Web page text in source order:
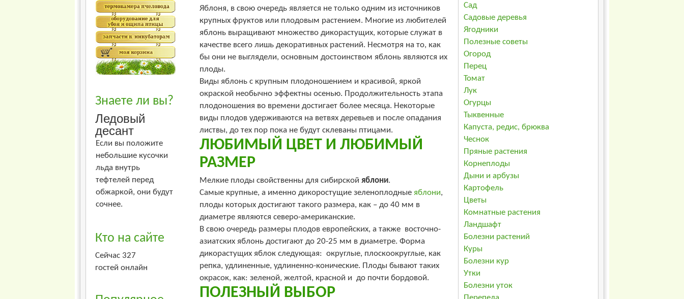
Знаете ли вы?
Ледовый
десант
Если вы положите
небольшие кусочки
льда внутрь
тефтелей перед
обжаркой, они будут
сочнее.
Кто на сайте
Сейчас 327
гостей онлайн
Яблоня, в свою очередь является не только одним из источников
крупных фруктов или плодовым растением. Многие из любителей
яблонь выращивают множество дикорастущих, которые служат в
качестве всего лишь декоративных растений. Несмотря на то, как
бы они не выглядели, основным достоинством яблонь являются их
плоды.
Виды яблонь с крупным плодоношением и красивой, яркой
окраской необычно эффектны осенью. Продолжительность этапа
плодоношения во времени достигает более месяца. Некоторые
виды плодов удерживаются на ветвях деревьев и после опадания
листвы, до тех пор пока не будут склеваны птицами.
ЛЮБИМЫЙ ЦВЕТ И ЛЮБИМЫЙ
РАЗМЕР
Мелкие плоды свойственны для сибирской яблони.
Самые крупные, а именно дикоростущие зеленоплодные яблони,
плоды которых достигают такого размера, как – до 40 мм в
диаметре являются северо-американские.
В свою очередь размеры плодов европейских, а также восточно-
азиатских яблонь достигают до 20-25 мм в диаметре. Форма
дикорастущих яблок следующая: округлые, плоскоокруглые, как
репка, удлиненные, удлиненно-конические. Плоды бывают таких
окрасок, как: зеленой, желтой, красной и до почти бордовой.
ПОЛЕЗНЫЙ ВЫБОР
Сад
Садовые деревья
Ягодники
Полезные советы
Огород
Перец
Томат
Лук
Огурцы
Тыквенные
Капуста, редис, брюква
Чеснок
Пряные растения
Корнеплоды
Дыни и арбузы
Картофель
Цветы
Комнатные растения
Ландшафт
Болезни растений
Куры
Болезни кур
Утки
Болезни уток